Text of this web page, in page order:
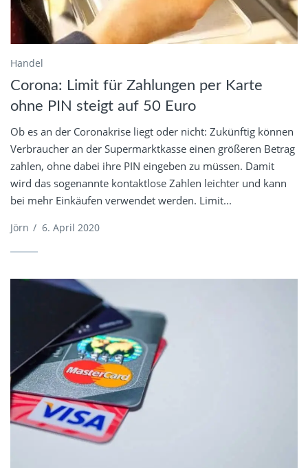
Handel
Corona: Limit für Zahlungen per Karte
ohne PIN steigt auf 50 Euro
Ob es an der Coronakrise liegt oder nicht: Zukünftig können
Verbraucher an der Supermarktkasse einen größeren Betrag
zahlen, ohne dabei ihre PIN eingeben zu müssen. Damit
wird das sogenannte kontaktlose Zahlen leichter und kann
bei mehr Einkäufen verwendet werden. Limit...
Jörn / 6. April 2020